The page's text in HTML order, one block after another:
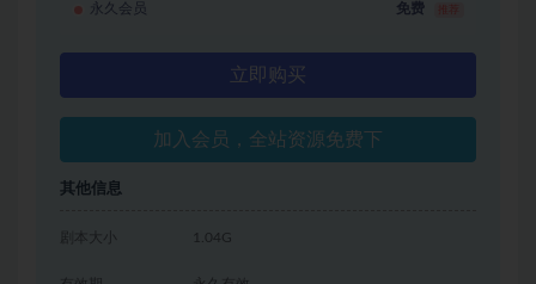
永久会员 免费
立即购买
加入会员，全站资源免费下
其他信息
剧本大小 1.04G